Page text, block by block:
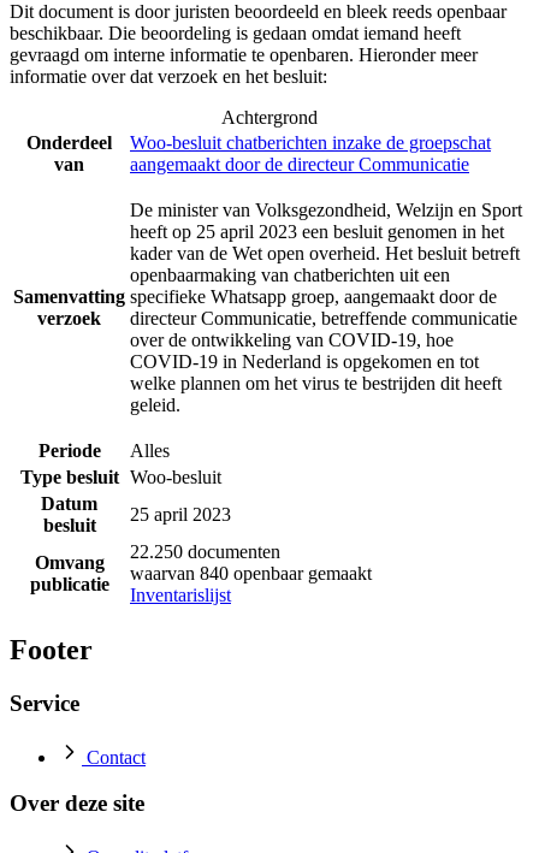
Dit document is door juristen beoordeeld en bleek reeds openbaar
beschikbaar. Die beoordeling is gedaan omdat iemand heeft
gevraagd om interne informatie te openbaren. Hieronder meer
informatie over dat verzoek en het besluit:
Achtergrond
Onderdeel
van
Woo-besluit chatberichten inzake de groepschat
aangemaakt door de directeur Communicatie
Samenvatting
verzoek
De minister van Volksgezondheid, Welzijn en Sport
heeft op 25 april 2023 een besluit genomen in het
kader van de Wet open overheid. Het besluit betreft
openbaarmaking van chatberichten uit een
specifieke Whatsapp groep, aangemaakt door de
directeur Communicatie, betreffende communicatie
over de ontwikkeling van COVID-19, hoe
COVID-19 in Nederland is opgekomen en tot
welke plannen om het virus te bestrijden dit heeft
geleid.
Periode
Alles
Type besluit Woo-besluit
Datum
besluit
25 april 2023
Omvang
publicatie
22.250 documenten
waarvan 840 openbaar gemaakt
Inventarislijst
Footer
Service
Contact
Over deze site